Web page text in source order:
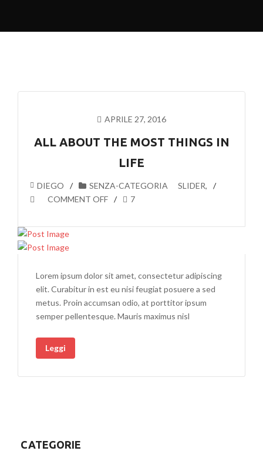
APRILE 27, 2016
ALL ABOUT THE MOST THINGS IN
LIFE
DIEGO SENZA-CATEGORIA ,
SLIDER
COMMENT OFF
7
Lorem ipsum dolor sit amet, consectetur adipiscing
elit. Curabitur in est eu nisi feugiat posuere a sed
metus. Proin accumsan odio, at porttitor ipsum
semper pellentesque. Mauris maximus nisl
Leggi
CATEGORIE